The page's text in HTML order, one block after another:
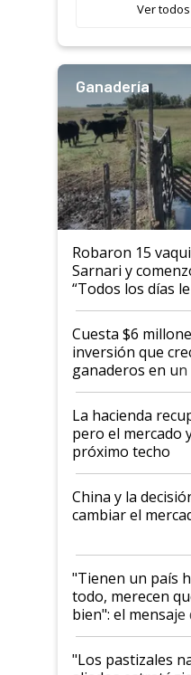
Ver
Ganadería
Robaron 15
Sarnari y
“Todos los días
productor”
Cuesta $6
inversión que
ganaderos en un
histórico para la
La hacienda
pero el mercado
próximo techo
China y la
cambiar el
"Tienen un país
todo, merecen
bien": el mensaje
ganadera
oportunidades
para el agro en
"Los pastizales